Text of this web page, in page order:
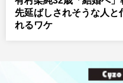
先延ばしされそうな人と
れるワケ